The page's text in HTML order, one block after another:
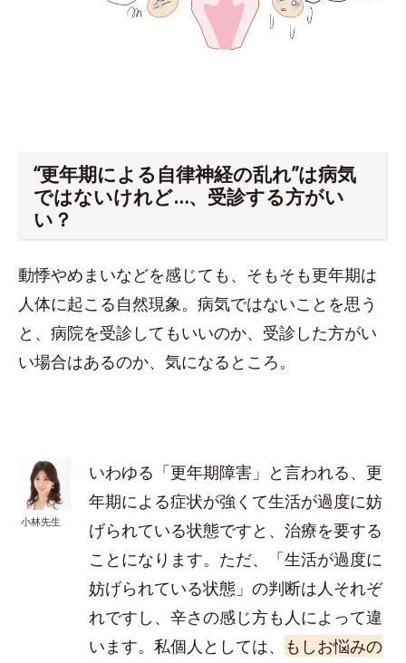
“更年期による自律神経の乱れ”は病気
ではないけれど…、受診する方がい
い？
動悸やめまいなどを感じても、そもそも更年期は
人体に起こる自然現象。病気ではないことを思う
と、病院を受診してもいいのか、受診した方がい
い場合はあるのか、気になるところ。
小林先生
いわゆる「更年期障害」と言われる、更
年期による症状が強くて生活が過度に妨
げられている状態ですと、治療を要する
ことになります。ただ、「生活が過度に
妨げられている状態」の判断は人それぞ
れですし、辛さの感じ方も人によって違
います。私個人としては、
もしお悩みの